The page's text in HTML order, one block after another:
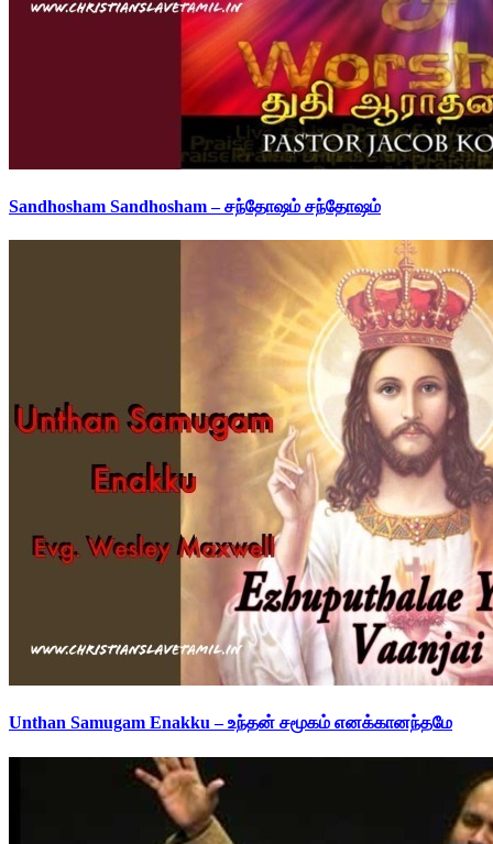
Sandhosham Sandhosham – சந்தோஷம் சந்தோஷம்
Unthan Samugam Enakku – உந்தன் சமூகம் எனக்கானந்தமே